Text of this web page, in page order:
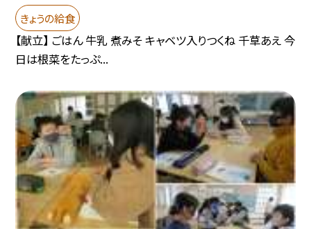
きょうの給食
【献立】 ごはん 牛乳 煮みそ キャベツ入りつくね 千草あえ 今
日は根菜をたっぷ...